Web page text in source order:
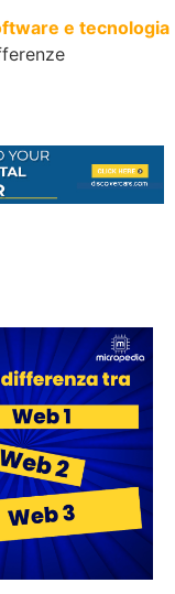
e tecnologia